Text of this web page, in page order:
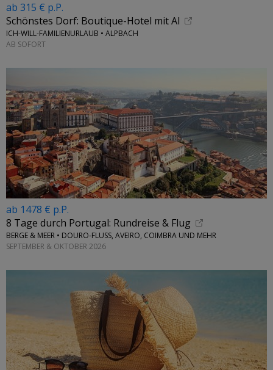
ab 315 € p.P.
Schönstes Dorf: Boutique-Hotel mit Al
ICH-WILL-FAMILIENURLAUB • ALPBACH
AB SOFORT
ab 1478 € p.P.
8 Tage durch Portugal: Rundreise & Flug
BERGE & MEER • DOURO-FLUSS, AVEIRO, COIMBRA UND MEHR
SEPTEMBER & OKTOBER 2026